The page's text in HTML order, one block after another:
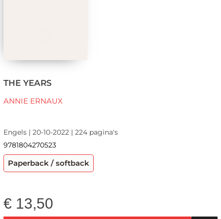
THE YEARS
ANNIE ERNAUX
Engels | 20-10-2022 | 224 pagina's
9781804270523
Paperback / softback
€ 13,50